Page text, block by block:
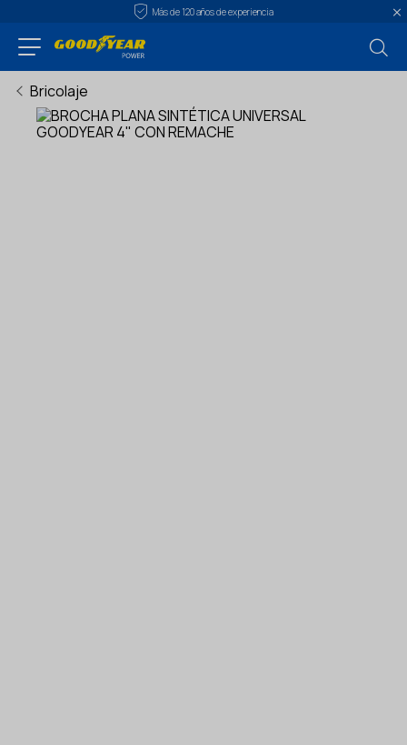
Más de 120 años de experiencia
Bricolaje